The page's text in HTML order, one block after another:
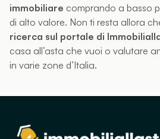
immobiliare comprando a basso
di alto valore. Non ti resta allora
ricerca sul portale di
casa all’asta che vuoi o valutare
in varie zone d’Italia.